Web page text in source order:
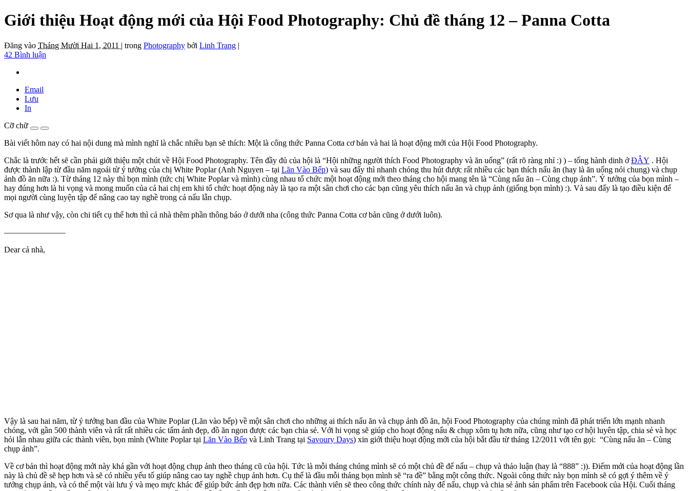
Giới thiệu Hoạt động mới của Hội Food Photography: Chủ đề tháng 12 – Panna Cotta
Đăng vào Tháng Mười Hai 1, 2011 | trong Photography bởi Linh Trang |
42 Bình luận
Email
Lưu
In
Cỡ chữ
Bài viết hôm nay có hai nội dung mà mình nghĩ là chắc nhiều bạn sẽ thích: Một là công thức Panna Cotta cơ bản và hai là hoạt động mới của Hội Food Photography.
Chắc là trước hết sẽ cần phải giới thiệu một chút về Hội Food Photography. Tên đầy đủ của hội là “Hội những người thích Food Photography và ăn uống” (rất rõ ràng nhỉ :) ) – tổng hành dinh ởĐÂY . Hội
được thành lập từ đầu năm ngoái từ ý tưởng của chị White Poplar (Anh Nguyen – tại Lăn Vào Bếp) và sau đấy thì nhanh chóng thu hút được rất nhiều các bạn thích nấu ăn (hay là ăn uống nói chung) và chụp
ảnh đồ ăn nữa :). Từ tháng 12 này thì bọn mình (tức chị White Poplar và mình) cùng nhau tổ chức một hoạt động mới theo tháng cho hội mang tên là “Cùng nấu ăn – Cùng chụp ảnh”. Ý tưởng của bọn mình –
hay đúng hơn là hi vọng và mong muốn của cả hai chị em khi tổ chức hoạt động này là tạo ra một sân chơi cho các bạn cũng yêu thích nấu ăn và chụp ảnh (giống bọn mình) :). Và sau đấy là tạo điều kiện để
mọi người cùng luyện tập để nâng cao tay nghề trong cả nấu lẫn chụp.
Sơ qua là như vậy, còn chi tiết cụ thể hơn thì cả nhà thêm phần thông báo ở dưới nha (công thức Panna Cotta cơ bản cũng ở dưới luôn).
———————–
Dear cả nhà,
Vậy là sau hai năm, từ ý tưởng ban đầu của White Poplar (Lăn vào bếp) về một sân chơi cho những ai thích nấu ăn và chụp ảnh đồ ăn, hội Food Photography của chúng mình đã phát triển lớn mạnh nhanh
chóng, với gần 500 thành viên và rất rất nhiều các tấm ảnh đẹp, đồ ăn ngon được các bạn chia sẻ. Với hi vọng sẽ giúp cho hoạt động nấu & chụp xôm tụ hơn nữa, cũng như tạo cơ hội luyên tập, chia sẻ và học
hỏi lẫn nhau giữa các thành viên, bọn mình (White Poplar tại Lăn Vào Bếp và Linh Trang tại Savoury Days) xin giới thiệu hoạt động mới của hội bắt đầu từ tháng 12/2011 với tên gọi: “Cùng nấu ăn – Cùng
chụp ảnh”.
Về cơ bản thì hoạt động mới này khá gần với hoạt động chụp ảnh theo tháng cũ của hội. Tức là mỗi tháng chúng mình sẽ có một chủ đề để nấu – chụp và thảo luận (hay là “888” :)). Điểm mới của hoạt động lần
này là chủ đề sẽ hẹp hơn và sẽ có nhiều yếu tố giúp nâng cao tay nghề chụp ảnh hơn. Cụ thể là đầu mỗi tháng bọn mình sẽ “ra đề” bằng một công thức. Ngoài công thức này bọn mình sẽ có gợi ý thêm về ý
tưởng chụp ảnh, và có thể một vài lưu ý và mẹo mực khác để giúp bức ảnh đẹp hơn nữa. Các thành viên sẽ theo công thức chính này để nấu, chụp và chia sẻ ảnh sản phẩm trên Facebook của Hội. Cuối tháng